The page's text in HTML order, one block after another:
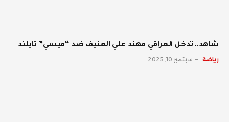
شاهد.. تدخل العراقي مهند علي العنيف ضد “ميسي” تايلند
رياضة سبتمبر 10, 2025